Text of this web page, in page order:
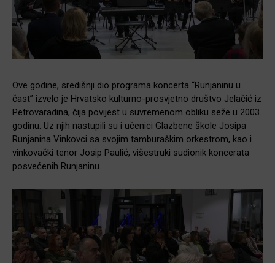
Ove godine, središnji dio programa koncerta “Runjaninu u
čast” izvelo je Hrvatsko kulturno-prosvjetno društvo Jelačić iz
Petrovaradina, čija povijest u suvremenom obliku seže u 2003.
godinu. Uz njih nastupili su i učenici Glazbene škole Josipa
Runjanina Vinkovci sa svojim tamburaškim orkestrom, kao i
vinkovački tenor Josip Paulić, višestruki sudionik koncerata
posvećenih Runjaninu.